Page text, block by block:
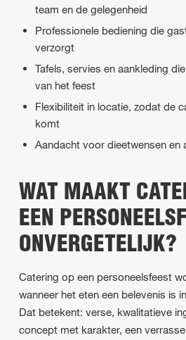
team en de gelegenheid
Professionele bediening die
verzorgt
Tafels, servies en aankleding
van het feest
Flexibiliteit in locatie, zodat de
komt
Aandacht voor dieetwensen en
WAT MAAKT
EEN
ONVERGETELIJK?
Catering op een personeelsfeest
wanneer het eten een belevenis is
Dat betekent: verse, kwalitatieve
concept met karakter, een